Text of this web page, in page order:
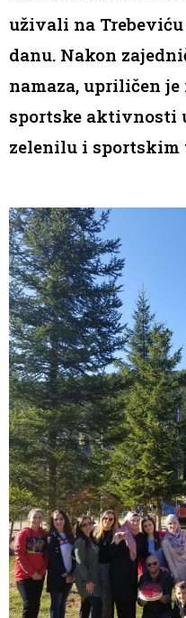
uživali na
danu. Nakon
namaza, upriličen
sportske aktivnosti
zelenilu i sportskim